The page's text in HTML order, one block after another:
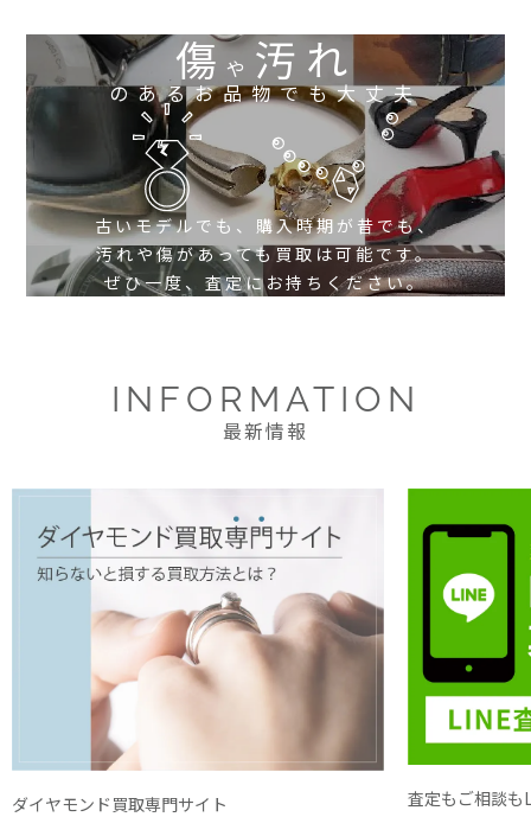
傷や 汚れ
のあるお品物でも大丈夫
古いモデルでも、購入時期が昔でも、
汚れや傷があっても買取は可能です。
ぜひ一度、査定にお持ちください。
INFORMATION
最新情報
ダイヤモンド買取専門サイト 査定もご相談も